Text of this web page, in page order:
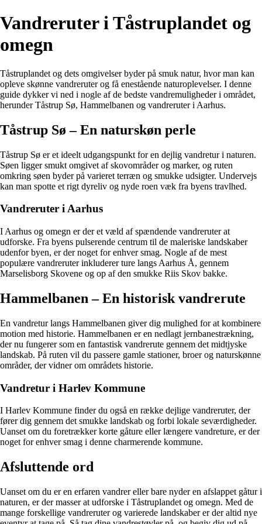
Vandreruter i Tåstruplandet og
omegn
Tåstruplandet og dets omgivelser byder på smuk natur, hvor man kan
opleve skønne vandreruter og få enestående naturoplevelser. I denne
guide dykker vi ned i nogle af de bedste vandremuligheder i området,
herunder Tåstrup Sø, Hammelbanen og vandreruter i Aarhus.
Tåstrup Sø – En naturskøn perle
Tåstrup Sø er et ideelt udgangspunkt for en dejlig vandretur i naturen.
Søen ligger smukt omgivet af skovområder og marker, og ruten
omkring søen byder på varieret terræn og smukke udsigter. Undervejs
kan man spotte et rigt dyreliv og nyde roen væk fra byens travlhed.
Vandreruter i Aarhus
I Aarhus og omegn er der et væld af spændende vandreruter at
udforske. Fra byens pulserende centrum til de maleriske landskaber
udenfor byen, er der noget for enhver smag. Nogle af de mest
populære vandreruter inkluderer ture langs Aarhus Å, gennem
Marselisborg Skovene og op af den smukke Riis Skov bakke.
Hammelbanen – En historisk vandrerute
En vandretur langs Hammelbanen giver dig mulighed for at kombinere
motion med historie. Hammelbanen er en nedlagt jernbanestrækning,
der nu fungerer som en fantastisk vandrerute gennem det midtjyske
landskab. På ruten vil du passere gamle stationer, broer og naturskønne
områder, der vidner om områdets historie.
Vandretur i Harlev Kommune
I Harlev Kommune finder du også en række dejlige vandreruter, der
fører dig gennem det smukke landskab og forbi lokale seværdigheder.
Uanset om du foretrækker korte gåture eller længere vandreture, er der
noget for enhver smag i denne charmerende kommune.
Afsluttende ord
Uanset om du er en erfaren vandrer eller bare nyder en afslappet gåtur i
naturen, er der masser at udforske i Tåstruplandet og omegn. Med de
mange forskellige vandreruter og varierede landskaber er der altid nye